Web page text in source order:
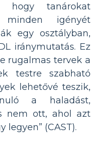
hogy tanárokat
igényét
egy osztályban,
iránymutatás. Ez
rugalmas tervek a
testre szabható
lehetővé teszik,
a haladást,
nem ott, ahol azt
legyen” (CAST).